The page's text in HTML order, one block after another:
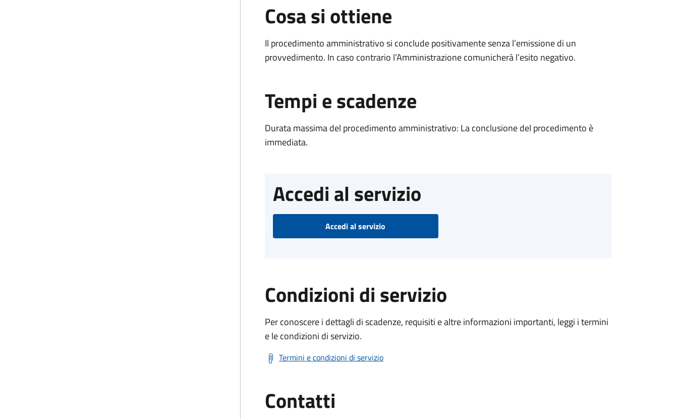
Cosa si ottiene
Il procedimento amministrativo si conclude positivamente senza l’emissione di un
provvedimento. In caso contrario l’Amministrazione comunicherà l’esito negativo.
Tempi e scadenze
Durata massima del procedimento amministrativo: La conclusione del procedimento è
immediata.
Accedi al servizio
Accedi al servizio
Condizioni di servizio
Per conoscere i dettagli di scadenze, requisiti e altre informazioni importanti, leggi i termini
e le condizioni di servizio.
Termini e condizioni di servizio
Contatti